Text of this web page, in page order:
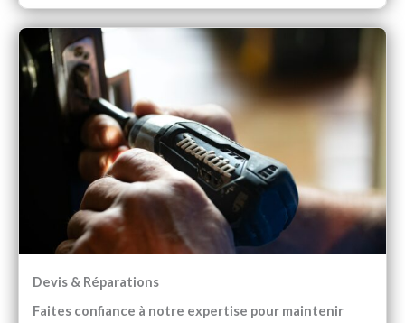
Devis & Réparations
Faites confiance à notre expertise pour maintenir